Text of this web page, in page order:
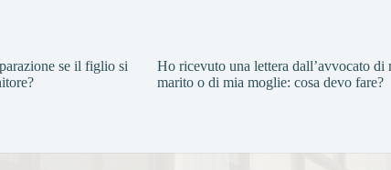
se il figlio si
Ho ricevuto una lettera dall’avvocato di
marito o di mia moglie: cosa devo fare?